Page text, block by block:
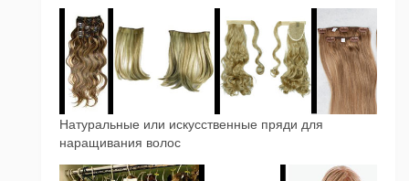
Натуральные или искусственные пряди для
наращивания волос